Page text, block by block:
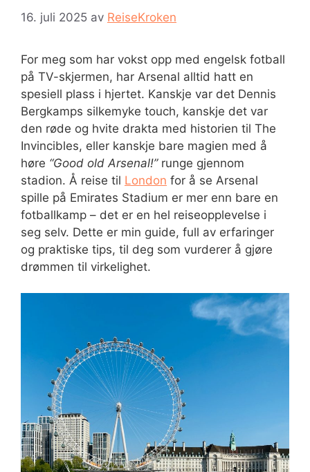
16. juli 2025 av ReiseKroken
For meg som har vokst opp med engelsk fotball
på TV-skjermen, har Arsenal alltid hatt en
spesiell plass i hjertet. Kanskje var det Dennis
Bergkamps silkemyke touch, kanskje det var
den røde og hvite drakta med historien til The
Invincibles, eller kanskje bare magien med å
høre “Good old Arsenal!”runge gjennom
stadion. Å reise til London for å se Arsenal
spille på Emirates Stadium er mer enn bare en
fotballkamp – det er en hel reiseopplevelse i
seg selv. Dette er min guide, full av erfaringer
og praktiske tips, til deg som vurderer å gjøre
drømmen til virkelighet.